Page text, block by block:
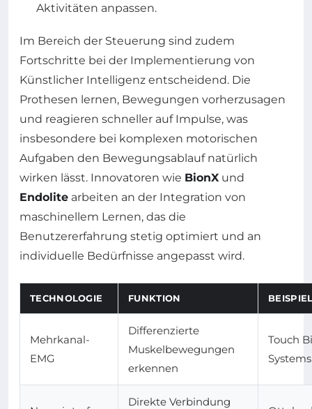
Aktivitäten anpassen.
Im Bereich der Steuerung sind zudem
Fortschritte bei der Implementierung von
Künstlicher Intelligenz entscheidend. Die
Prothesen lernen, Bewegungen vorherzusagen
und reagieren schneller auf Impulse, was
insbesondere bei komplexen motorischen
Aufgaben den Bewegungsablauf natürlich
wirken lässt. Innovatoren wie BionX und
Endolite arbeiten an der Integration von
maschinellem Lernen, das die
Benutzererfahrung stetig optimiert und an
individuelle Bedürfnisse angepasst wird.
TECHNOLOGIE FUNKTION
Mehrkanal-
EMG
Differenzierte
Muskelbewegungen
erkennen
Touch
Systems
Direkte Verbindung